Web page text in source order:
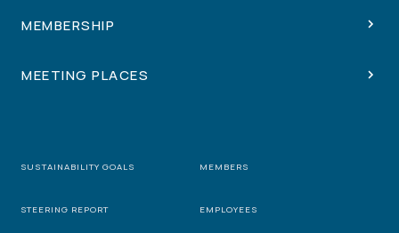
MEMBERSHIP
MEETING PLACES
SUSTAINABILITY GOALS MEMBERS
STEERING REPORT EMPLOYEES